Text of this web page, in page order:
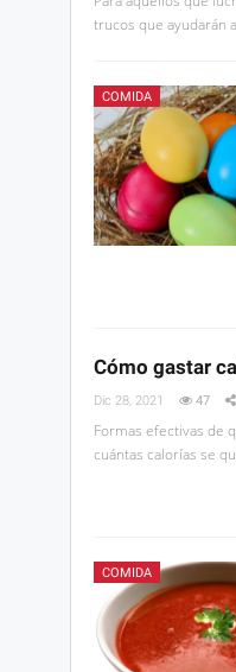
trucos que ayudarán
COMIDA
Cómo gastar
Dic 28, 2021 47
Formas efectivas de
cuántas calorías se
COMIDA